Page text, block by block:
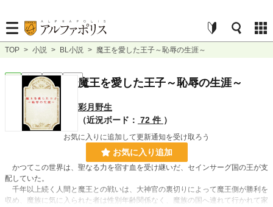
TOP > 小説 > BL小説 > 魔王を愛した王子～恥辱の生涯～
完結 長編 魔王を愛した王子～恥辱の生涯～
彩月野生
（近況ボード： 72 件 ）
お気に入りに追加して更新通知を受け取ろう
お気に入り追加
かつてこの世界は、聖なる力を宿す血を受け継いだ、セインサーグ国の王が支
配していた。
千年以上続く人間と魔王との戦いは、大神官の裏切りによって魔王側が勝利を
収め、魔族に気に入られた者は性別年齢関係なく、魔族の国へ連れて行かれて家